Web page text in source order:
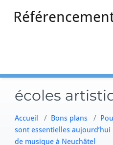
écoles
Accueil / Bons plans /
sont essentielles
de musique à Neuchâtel